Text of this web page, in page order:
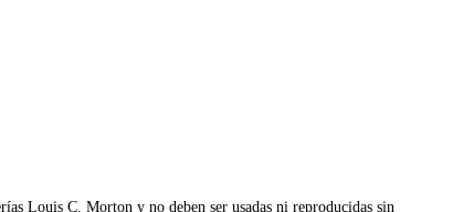
Louis C. Morton y no deben ser usadas ni reproducidas sin